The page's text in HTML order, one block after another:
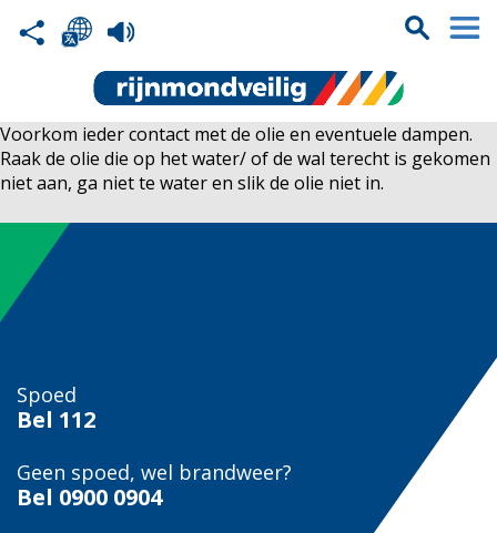
Voorkom ieder contact met de olie en eventuele dampen.
Raak de olie die op het water/ of de wal terecht is gekomen
niet aan, ga niet te water en slik de olie niet in.
Spoed
Bel 112
Geen spoed, wel brandweer?
Bel 0900 0904